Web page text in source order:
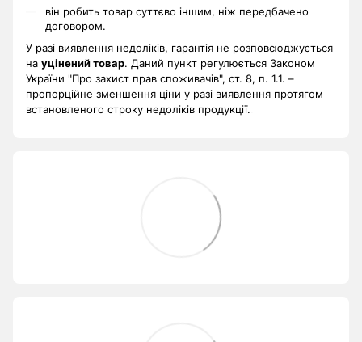
він робить товар суттєво іншим, ніж передбачено
договором.
У разі виявлення недоліків, гарантія не розповсюджується
на уцінений товар. Даний пункт регулюється Законом
України "Про захист прав споживачів", ст. 8, п. 1.1. –
пропорційне зменшення ціни у разі виявлення протягом
встановленого строку недоліків продукції.